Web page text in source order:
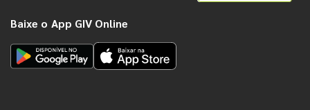
Baixe o App GIV Online